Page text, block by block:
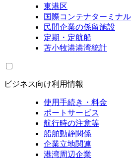
東港区
国際コンテナターミナル
民間企業の係留施設
定期・定航船
苫小牧港港湾統計
ビジネス向け利用情報
使用手続き・料金
ポートサービス
航行時の注意等
船舶動静関係
企業立地関連
港湾周辺企業